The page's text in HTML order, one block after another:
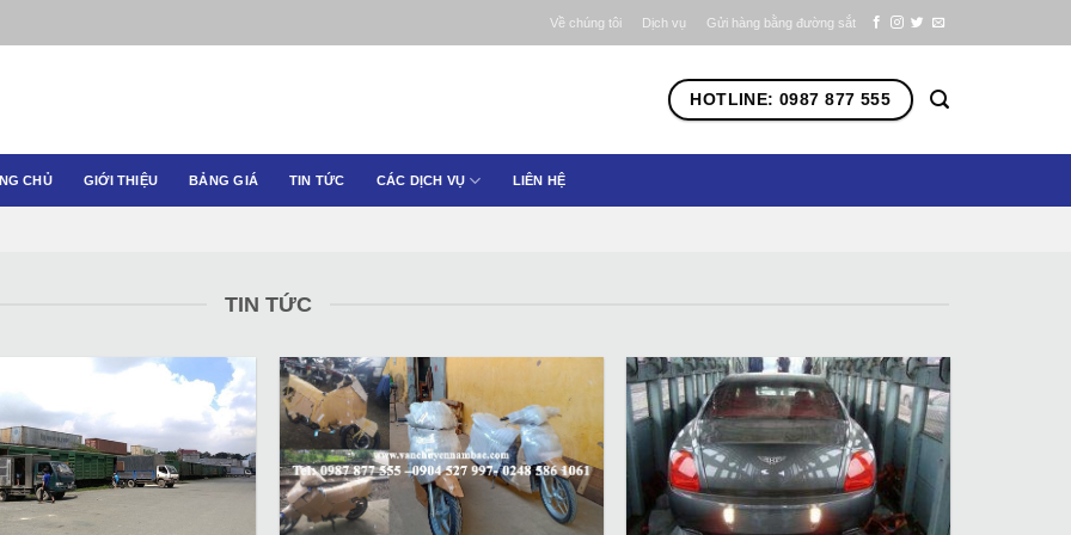
Về chúng tôi Dịch vụ Gửi hàng bằng đường sắt
HOTLINE: 0987 877 555
CHỦ GIỚI THIỆU BẢNG GIÁ TIN TỨC CÁC DỊCH VỤ LIÊN HỆ
TIN TỨC